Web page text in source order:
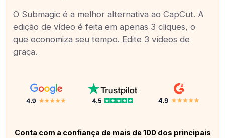
O Submagic é a melhor alternativa ao CapCut. A
edição de vídeo é feita em apenas 3 cliques, o
que economiza seu tempo. Edite 3 vídeos de
graça.
Conta com a confiança de mais de 100 dos principais